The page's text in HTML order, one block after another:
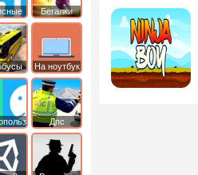
Бегалки
На ноутбук
Дпс